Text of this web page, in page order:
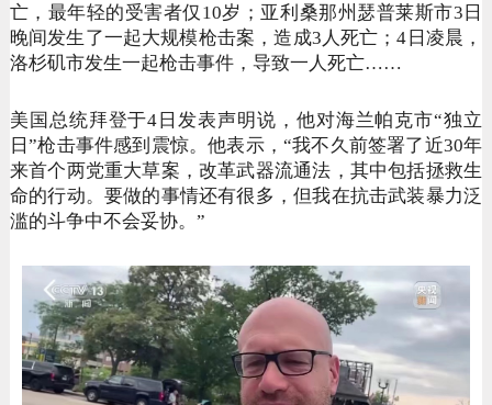
亡，最年轻的受害者仅10岁；亚利桑那州瑟普莱斯市3日
晚间发生了一起大规模枪击案，造成3人死亡；4日凌晨，
洛杉矶市发生一起枪击事件，导致一人死亡……
美国总统拜登于4日发表声明说，他对海兰帕克市“独立
日”枪击事件感到震惊。他表示，“我不久前签署了近30年
来首个两党重大草案，改革武器流通法，其中包括拯救生
命的行动。要做的事情还有很多，但我在抗击武装暴力泛
滥的斗争中不会妥协。”